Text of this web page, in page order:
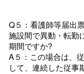
Q５：看護師等届出
施設間で異動・転勤
期間ですか?
A５：この場合は、
して、連続した従事